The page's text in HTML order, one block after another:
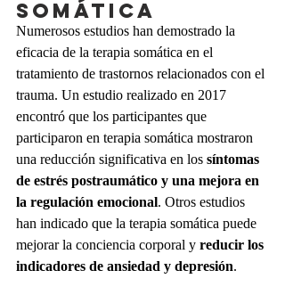
somática
Numerosos estudios han demostrado la
eficacia de la terapia somática en el
tratamiento de trastornos relacionados con el
trauma. Un estudio realizado en 2017
encontró que los participantes que
participaron en terapia somática mostraron
una reducción significativa en los síntomas
de estrés postraumático y una mejora en
la regulación emocional. Otros estudios
han indicado que la terapia somática puede
mejorar la conciencia corporal y reducir los
indicadores de ansiedad y depresión.